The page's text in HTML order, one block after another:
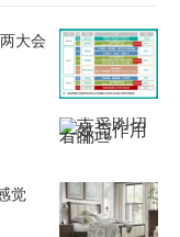
大会
觉